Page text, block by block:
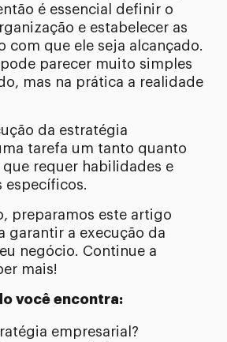
é essencial definir o
e estabelecer as
com que ele seja alcançado.
parecer muito simples
mas na prática a realidade
da estratégia
tarefa um tanto quanto
requer habilidades e
específicos.
preparamos este artigo
garantir a execução da
negócio. Continue a
mais!
você encontra:
empresarial?